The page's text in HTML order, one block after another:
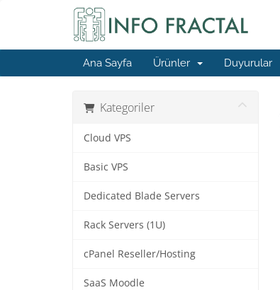
Ana Sayfa Ürünler Duyurular
Kategoriler
Cloud VPS
Basic VPS
Dedicated Blade Servers
Rack Servers (1U)
cPanel Reseller/Hosting
SaaS Moodle